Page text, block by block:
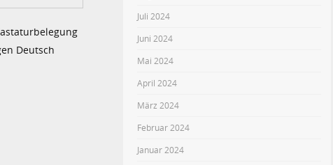
Deutsch
Juli 2024
Juni 2024
Mai 2024
April 2024
März 2024
Februar 2024
Januar 2024